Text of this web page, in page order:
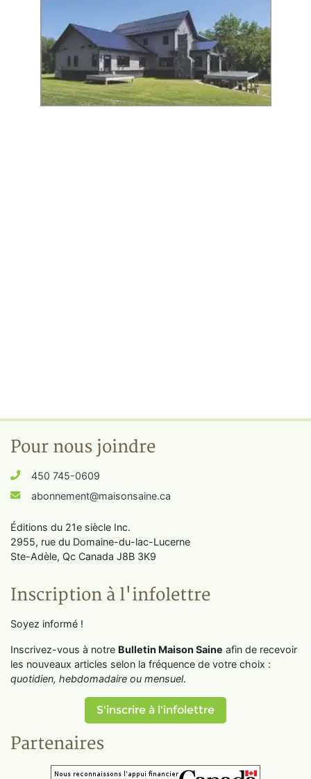
Pour nous joindre
450 745-0609
abonnement@maisonsaine.ca
Éditions du 21e siècle Inc.
2955, rue du Domaine-du-lac-Lucerne
Ste-Adèle, Qc Canada J8B 3K9
Inscription à l'infolettre
Soyez informé !
Inscrivez-vous à notre Bulletin Maison Saine afin de recevoir
les nouveaux articles selon la fréquence de votre choix :
quotidien, hebdomadaire ou mensuel.
S'inscrire à l'infolettre
Partenaires